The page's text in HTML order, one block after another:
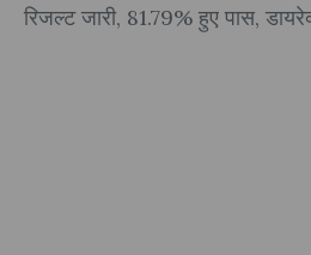
रिजल्ट जारी, 81.79% हुए पास,